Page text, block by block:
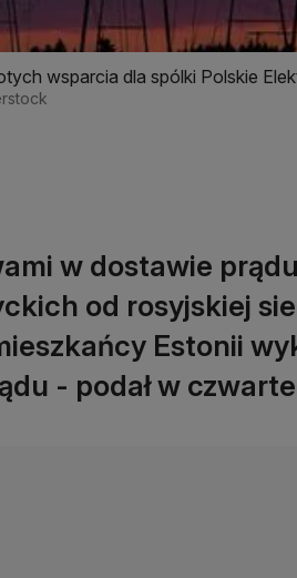
wsparcia dla spólki Polskie
w dostawie
od rosyjskiej
Estonii
- podał w